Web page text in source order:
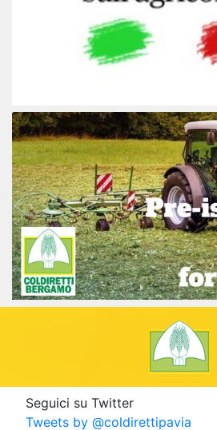
Seguici su Twitter
Tweets by @coldirettipavia